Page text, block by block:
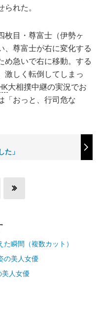
れた。
目・尊富士（伊勢ヶ
、尊富士が右に変化する
め急いで右に移動。する
激しく転倒してしまっ
大相撲中継の実況でお
「おっと、行司危な
た」
た瞬間（複数カット）
の美人女優
美人女優